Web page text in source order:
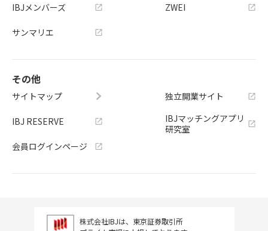
IBJメンバーズ
サンマリエ
ZWEI
その他
サイトマップ
IBJ RESERVE
会員ログインページ
独立開業サイト
IBJマッチングアプリ
研究室
株式会社IBJは、東京証券取引所